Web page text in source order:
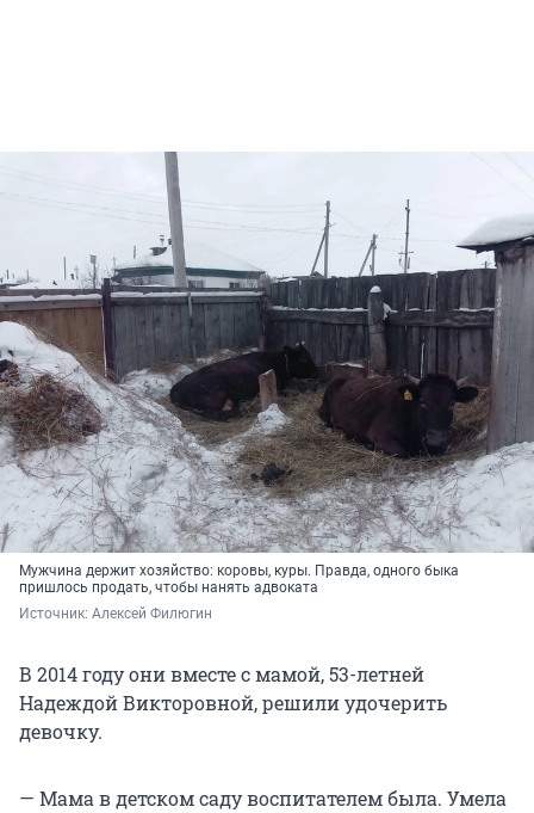
Мужчина держит хозяйство: коровы, куры. Правда, одного быка
пришлось продать, чтобы нанять адвоката
Источник: Алексей Филюгин
В 2014 году они вместе с мамой, 53-летней
Надеждой Викторовной, решили удочерить
девочку.
— Мама в детском саду воспитателем была. Умела